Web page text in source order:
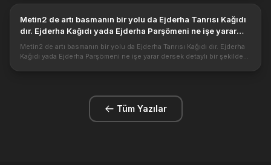
Metin2 de artı basmanın bir yolu da Ejderha Tanrısı Kağıdı
dır. Ejderha Kağıdı yada Ejderha Parşömeni ne işe yarar
dersek detaylı bir şekilde anlatalım.
Metin2 de artı basmanın bir yolu da Ejderha Tanrısı Kağıdı dır. Ejderha
Kağıdı yada Ejderha Parşömeni ne işe yarar dersek detaylı bir şekilde
Tüm Yazılar